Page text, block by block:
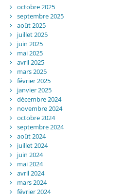
octobre 2025
septembre 2025
août 2025
juillet 2025
juin 2025
mai 2025
avril 2025
mars 2025
février 2025
janvier 2025
décembre 2024
novembre 2024
octobre 2024
septembre 2024
août 2024
juillet 2024
juin 2024
mai 2024
avril 2024
mars 2024
février 2024